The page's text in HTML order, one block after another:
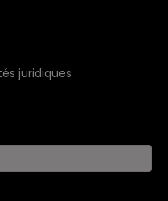
juridiques